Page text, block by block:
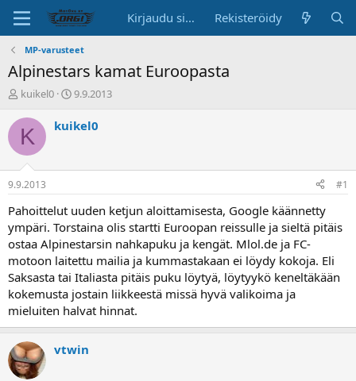
Kirjaudu sisään Rekisteröidy
MP-varusteet
Alpinestars kamat Euroopasta
K
s
k
s
t
e
l
n
a
l
o
i
t
j
a
kuikel0
A
o
p
ä
v
ä
9.9.2013
K kuikel0
9.9.2013 #1
Pahoittelut uuden ketjun aloittamisesta, Google käännetty
ympäri. Torstaina olis startti Euroopan reissulle ja sieltä pitäis
ostaa Alpinestarsin nahkapuku ja kengät. Mlol.de ja FC-
motoon laitettu mailia ja kummastakaan ei löydy kokoja. Eli
Saksasta tai Italiasta pitäis puku löytyä, löytyykö keneltäkään
kokemusta jostain liikkeestä missä hyvä valikoima ja
mieluiten halvat hinnat.
vtwin